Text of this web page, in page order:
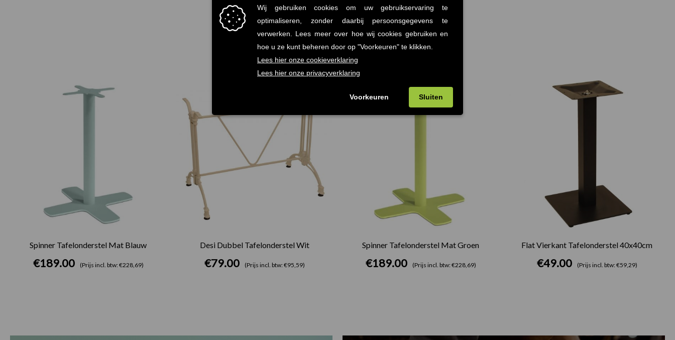
Gerelateerde producten
Spinner Tafelonderstel Mat Blauw
€189.00 (Prijs incl. btw: €228,69)
Desi Dubbel Tafelonderstel Wit
€79.00 (Prijs incl. btw: €95,59)
Spinner Tafelonderstel Mat Groen
€189.00 (Prijs incl. btw: €228,69)
Flat Vierkant Tafelonderstel 40x40cm
€49.00 (Prijs incl. btw: €59,29)